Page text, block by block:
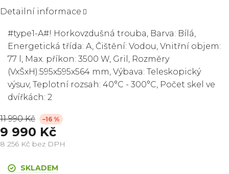
11 990 Kč –16 %
9 990 Kč
8 256 Kč bez DPH
cena:SKLADEM
#type1-A#! Horkovzdušná trouba, Barva: Bílá,
Energetická třída: A, Čištění: Vodou, Vnitřní objem:
77 l, Max. příkon: 3500 W, Gril, Rozměry
(VxŠxH):595x595x564 mm, Výbava: Teleskopický
výsuv, Teplotní rozsah: 40°C - 300°C, Počet skel ve
dvířkách: 2
Detailní informace